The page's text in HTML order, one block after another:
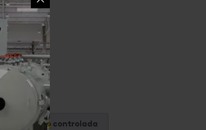
y no controlada